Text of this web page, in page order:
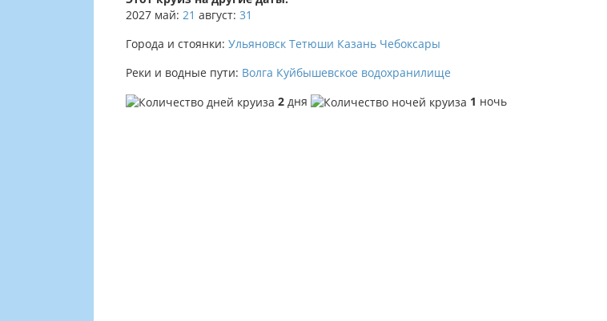
2027 май: 21 август: 31
Города и стоянки: Ульяновск Тетюши Казань Чебоксары
Реки и водные пути: Волга Куйбышевское водохранилище
2 дня 1 ночь